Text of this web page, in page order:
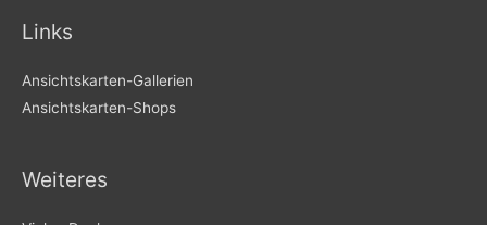
Links
Ansichtskarten-Gallerien
Ansichtskarten-Shops
Weiteres